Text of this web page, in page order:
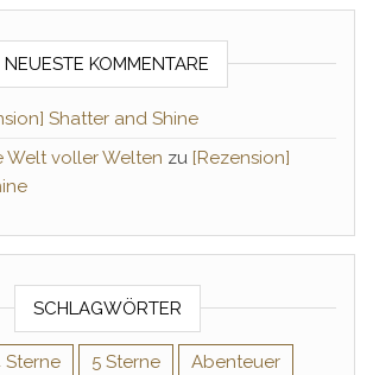
NEUESTE KOMMENTARE
Shatter and Shine
Welt voller Welten zu [Rezension]
SCHLAGWÖRTER
Sterne 5 Sterne
Abenteuer